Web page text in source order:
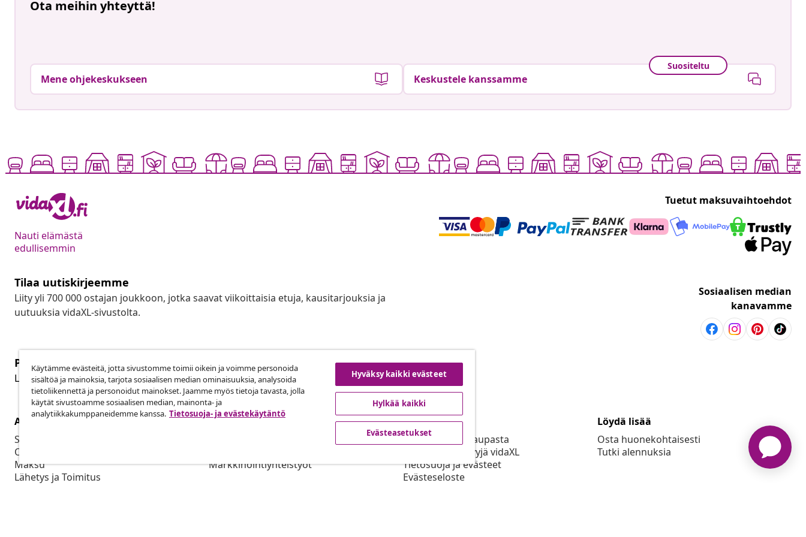
Ota meihin yhteyttä!
Mene ohjekeskukseen
Suositeltu
Keskustele kanssamme
Nauti elämästä
edullisemmin
Tuetut maksuvaihtoehdot
Tilaa uutiskirjeemme
Liity yli 700 000 ostajan joukkoon, jotka saavat viikoittaisia etuja, kausitarjouksia ja
uutuuksia vidaXL-sivustolta.
Sosiaalisen median
kanavamme
Peruuta tilaus
Lähetä tilauksen peruutuspyyntö.
Peruuta tilaus
Asiakaspalvelu
Seuraa tilaustasi
Oma tilini
Maksu
Lähetys ja Toimitus
Liiketoiminta
Markkinointiyhteistyöt
vidaXL
Tietoja vidaXL kaupasta
Käyttöehdot Myyjä vidaXL
Tietosuoja ja evästeet
Evästeseloste
Löydä lisää
Osta huonekohtaisesti
Tutki alennuksia
Käytämme evästeitä, jotta sivustomme toimii oikein ja voimme personoida
sisältöä ja mainoksia, tarjota sosiaalisen median ominaisuuksia, analysoida
tietoliikennettä ja personoidut mainokset. Jaamme myös tietoja tavasta, jolla
käytät sivustoamme sosiaalisen median, mainonta- ja
analytiikkakumppaneidemme kanssa. Tietosuoja- ja evästekäytäntö
Hyväksy kaikki evästeet
Hylkää kaikki
Evästeasetukset